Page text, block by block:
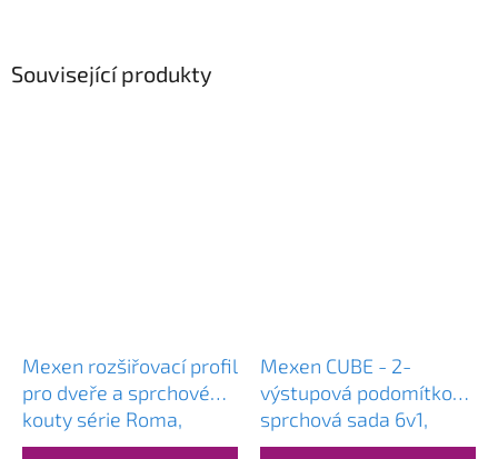
Související produkty
Mexen rozšiřovací profil
pro dveře a sprchové
kouty série Roma,
chrom, 850-324-01
Mexen CUBE - 2-
výstupová podomítková
sprchová sada 6v1,
Chrom, 5907709105775